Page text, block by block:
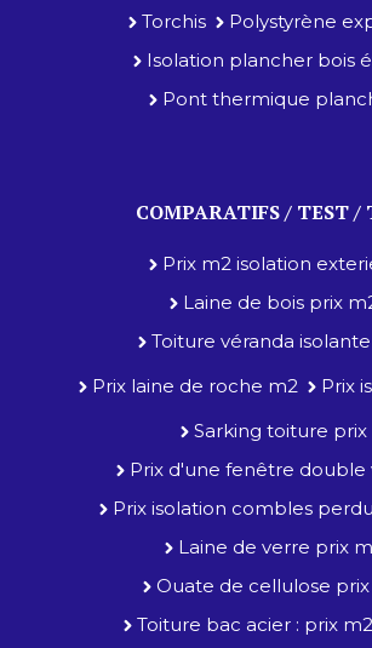
Torchis
Polystyrène
Isolation plancher bois
Pont thermique
COMPARATIFS / TEST /
Prix m2 isolation
Laine de bois prix
Toiture véranda
Prix laine de roche m2
Prix
Sarking toiture prix
Prix d'une fenêtre double
Prix isolation combles
Laine de verre prix
Ouate de cellulose
Toiture bac acier : prix